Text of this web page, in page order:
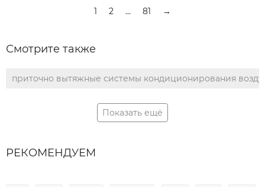
1 2 ... 81 →
Смотрите также
приточно вытяжные системы кондиционирования
Показать ещё
РЕКОМЕНДУЕМ